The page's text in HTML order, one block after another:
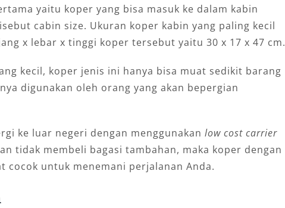
yaitu koper yang bisa masuk ke dalam kabin
cabin size. Ukuran koper kabin yang paling kecil
x lebar x tinggi koper tersebut yaitu 30 x 17 x 47 cm.
kecil, koper jenis ini hanya bisa muat sedikit barang
digunakan oleh orang yang akan bepergian
ke luar negeri dengan menggunakan low cost carrier
tidak membeli bagasi tambahan, maka koper dengan
cocok untuk menemani perjalanan Anda.